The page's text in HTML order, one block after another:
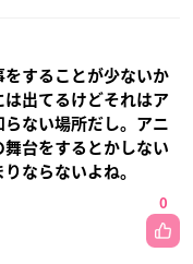
することが少ないか
出てるけどそれはア
ない場所だし。アニ
台をするとかしない
ならないよね。
0